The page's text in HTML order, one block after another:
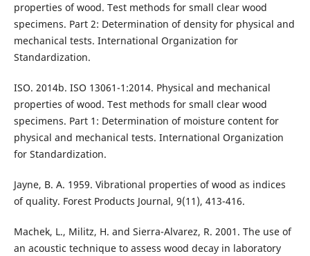
properties of wood. Test methods for small clear wood
specimens. Part 2: Determination of density for physical and
mechanical tests. International Organization for
Standardization.
ISO. 2014b. ISO 13061-1:2014. Physical and mechanical
properties of wood. Test methods for small clear wood
specimens. Part 1: Determination of moisture content for
physical and mechanical tests. International Organization
for Standardization.
Jayne, B. A. 1959. Vibrational properties of wood as indices
of quality. Forest Products Journal, 9(11), 413-416.
Machek, L., Militz, H. and Sierra-Alvarez, R. 2001. The use of
an acoustic technique to assess wood decay in laboratory